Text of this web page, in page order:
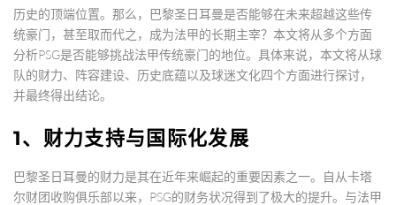
历史的顶端位置。那么，巴黎圣日耳曼是否能够在未来超越这些传
统豪门，甚至取而代之，成为法甲的长期主宰？本文将从多个方面
分析PSG是否能够挑战法甲传统豪门的地位。具体来说，本文将从球
队的财力、阵容建设、历史底蕴以及球迷文化四个方面进行探讨，
并最终得出结论。
1、财力支持与国际化发展
巴黎圣日耳曼的财力是其在近年来崛起的重要因素之一。自从卡塔
尔财团收购俱乐部以来，PSG的财务状况得到了极大的提升。与法甲